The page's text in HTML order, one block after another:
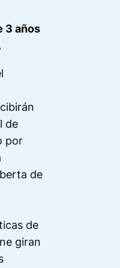
3 años
de
por
de
de
giran